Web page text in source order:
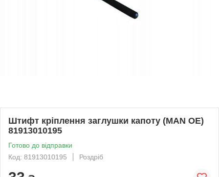
Штифт кріплення заглушки капоту (MAN OE)
81913010195
Готово до відправки
Код: 81913010195
Роздріб